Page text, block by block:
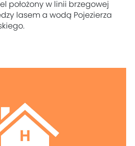
położony w linii brzegowej
lasem a wodą Pojezierza